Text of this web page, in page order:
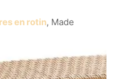
en rotin, Made